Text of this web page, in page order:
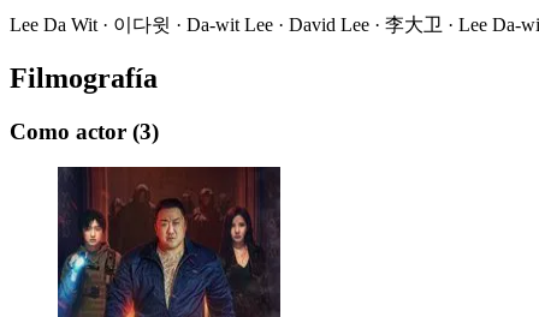
Lee Da Wit · 이다윗 · Da-wit Lee · David Lee · 李大卫 · Lee Da-
Filmografía
Como actor (3)